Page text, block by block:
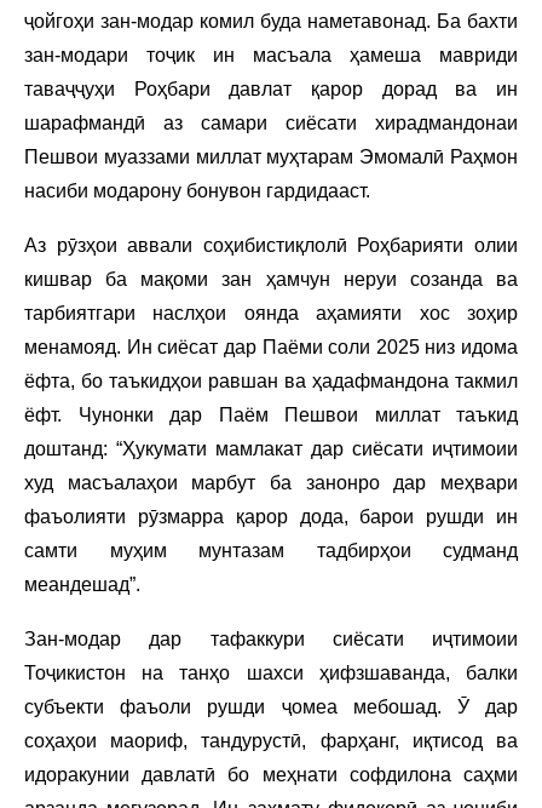
ҷойгоҳи зан-модар комил буда наметавонад. Ба бахти
зан-модари тоҷик ин масъала ҳамеша мавриди
таваҷҷуҳи Роҳбари давлат қарор дорад ва ин
шарафмандӣ аз самари сиёсати хирадмандонаи
Пешвои муаззами миллат муҳтарам Эмомалӣ Раҳмон
насиби модарону бонувон гардидааст.
Аз рӯзҳои аввали соҳибистиқлолӣ Роҳбарияти олии
кишвар ба мақоми зан ҳамчун неруи созанда ва
тарбиятгари наслҳои оянда аҳамияти хос зоҳир
менамояд. Ин сиёсат дар Паёми соли 2025 низ идома
ёфта, бо таъкидҳои равшан ва ҳадафмандона такмил
ёфт. Чунонки дар Паём Пешвои миллат таъкид
доштанд: “Ҳукумати мамлакат дар сиёсати иҷтимоии
худ масъалаҳои марбут ба занонро дар меҳвари
фаъолияти рӯзмарра қарор дода, барои рушди ин
самти муҳим мунтазам тадбирҳои судманд
меандешад”.
Зан-модар дар тафаккури сиёсати иҷтимоии
Тоҷикистон на танҳо шахси ҳифзшаванда, балки
субъекти фаъоли рушди ҷомеа мебошад. Ӯ дар
соҳаҳои маориф, тандурустӣ, фарҳанг, иқтисод ва
идоракунии давлатӣ бо меҳнати софдилона саҳми